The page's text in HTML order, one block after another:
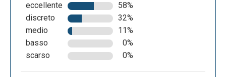
eccellente
58%
discreto
32%
medio
11%
basso
0%
scarso
0%